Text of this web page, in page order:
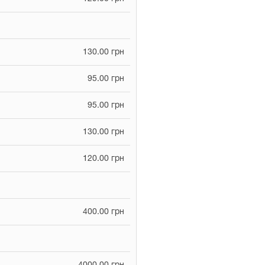
130.00 грн
95.00 грн
95.00 грн
130.00 грн
120.00 грн
400.00 грн